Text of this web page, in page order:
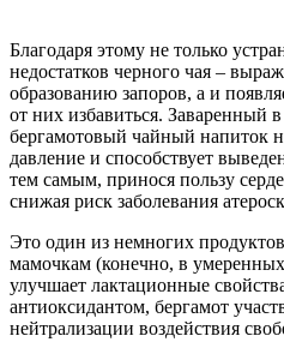
Благодаря этому не только
недостатков черного чая –
образованию запоров, а и
от них избавиться. Заваренный
бергамотовый чайный напиток
давление и способствует
тем самым, принося пользу
снижая риск заболевания
Это один из немногих
мамочкам (конечно, в умеренных
улучшает лактационные
антиоксидантом, бергамот
нейтрализации воздействия